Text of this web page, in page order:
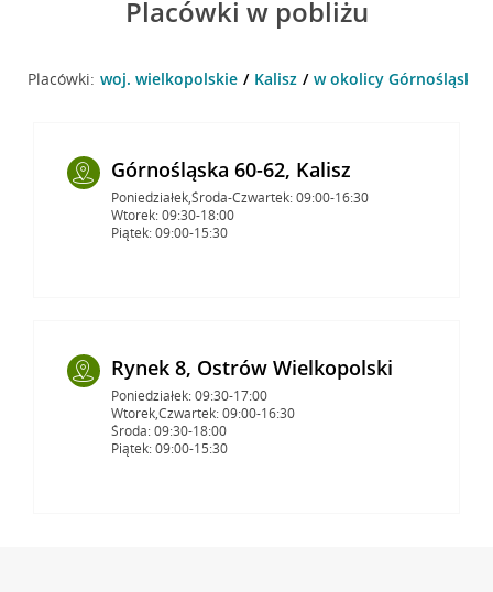
Placówki w pobliżu
Placówki: woj. wielkopolskie Kalisz w okolicy Górnośląska
Górnośląska 60-62, Kalisz
Poniedziałek,Środa-Czwartek: 09:00-16:30
Wtorek: 09:30-18:00
Piątek: 09:00-15:30
Rynek 8, Ostrów Wielkopolski
Poniedziałek: 09:30-17:00
Wtorek,Czwartek: 09:00-16:30
Środa: 09:30-18:00
Piątek: 09:00-15:30